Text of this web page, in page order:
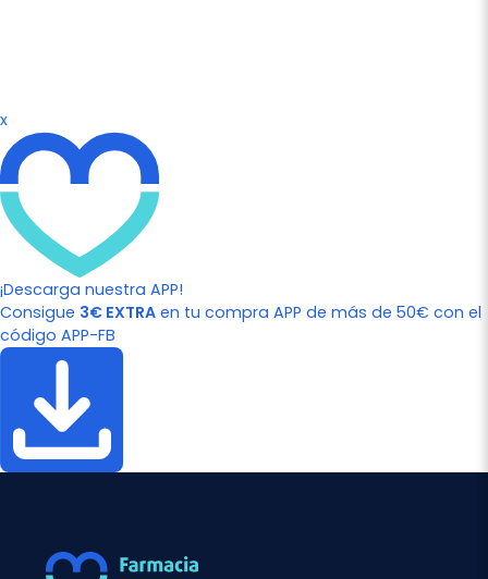
x
¡Descarga nuestra APP!
Consigue 3€ EXTRA en tu compra APP de más de 50€ con el
código APP-FB